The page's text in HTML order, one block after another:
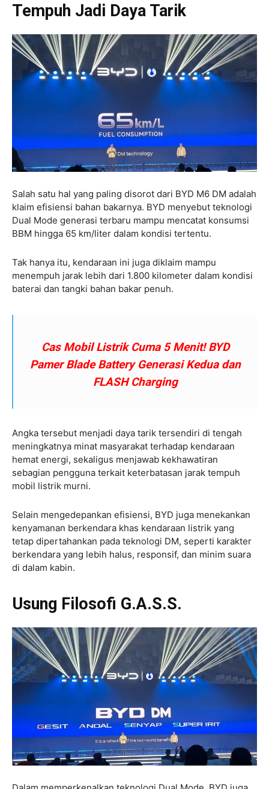
Tempuh Jadi Daya Tarik
Salah satu hal yang paling disorot dari BYD M6 DM adalah
klaim efisiensi bahan bakarnya. BYD menyebut teknologi
Dual Mode generasi terbaru mampu mencatat konsumsi
BBM hingga 65 km/liter dalam kondisi tertentu.
Tak hanya itu, kendaraan ini juga diklaim mampu
menempuh jarak lebih dari 1.800 kilometer dalam kondisi
baterai dan tangki bahan bakar penuh.
Cas Mobil Listrik Cuma 5 Menit! BYD
Pamer Blade Battery Generasi Kedua dan
FLASH Charging
Angka tersebut menjadi daya tarik tersendiri di tengah
meningkatnya minat masyarakat terhadap kendaraan
hemat energi, sekaligus menjawab kekhawatiran
sebagian pengguna terkait keterbatasan jarak tempuh
mobil listrik murni.
Selain mengedepankan efisiensi, BYD juga menekankan
kenyamanan berkendara khas kendaraan listrik yang
tetap dipertahankan pada teknologi DM, seperti karakter
berkendara yang lebih halus, responsif, dan minim suara
di dalam kabin.
Usung Filosofi G.A.S.S.